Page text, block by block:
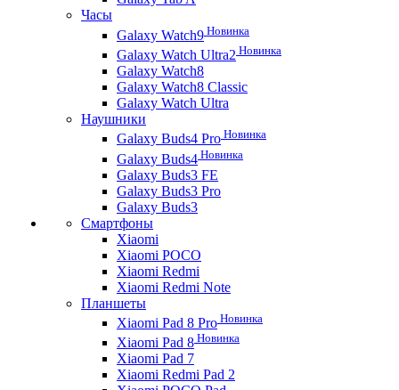
Часы
Galaxy Watch9 Новинка
Galaxy Watch Ultra2 Новинка
Galaxy Watch8
Galaxy Watch8 Classic
Galaxy Watch Ultra
Наушники
Galaxy Buds4 Pro Новинка
Galaxy Buds4 Новинка
Galaxy Buds3 FE
Galaxy Buds3 Pro
Galaxy Buds3
Смартфоны
Xiaomi
Xiaomi POCO
Xiaomi Redmi
Xiaomi Redmi Note
Планшеты
Xiaomi Pad 8 Pro Новинка
Xiaomi Pad 8 Новинка
Xiaomi Pad 7
Xiaomi Redmi Pad 2